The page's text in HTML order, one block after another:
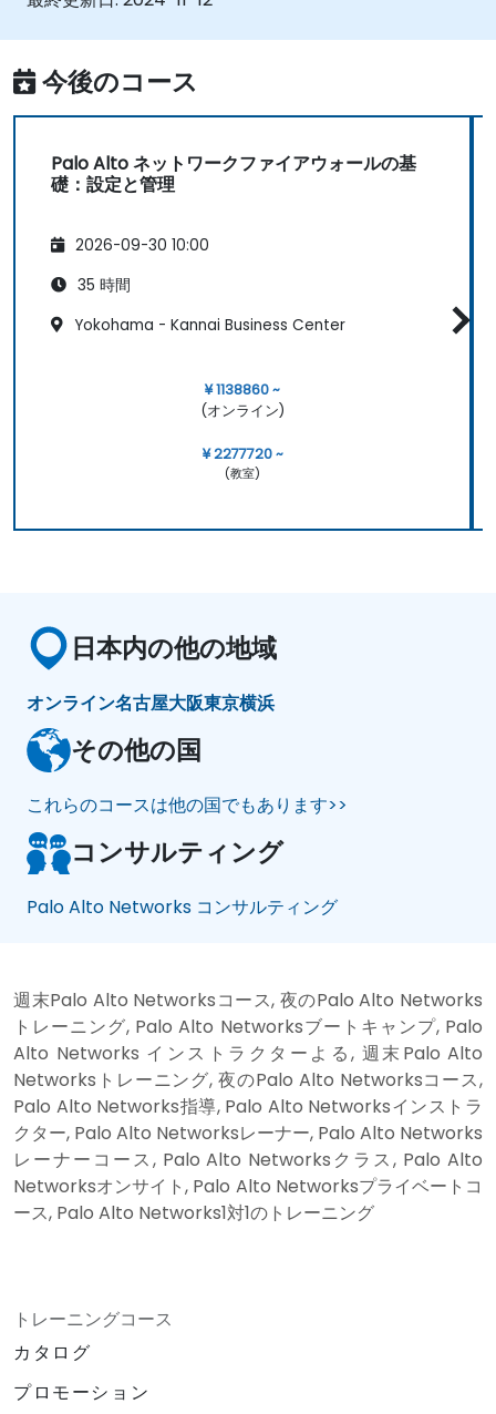
今後のコース
Palo Alto ネットワークファイアウォールの基
礎：設定と管理
2026-09-30 10:00
35 時間
Yokohama - Kannai Business Center
¥ 1138860 ~
(オンライン)
¥ 2277720 ~
(教室)
日本内の他の地域
オンライン名古屋大阪東京横浜
その他の国
これらのコースは他の国でもあります>>
コンサルティング
Palo Alto Networks コンサルティング
週末Palo Alto Networksコース, 夜のPalo Alto Networks
トレーニング, Palo Alto Networksブートキャンプ, Palo
Alto Networks インストラクターよる, 週末Palo Alto
Networksトレーニング, 夜のPalo Alto Networksコース,
Palo Alto Networks指導, Palo Alto Networksインストラ
クター, Palo Alto Networksレーナー, Palo Alto Networks
レーナーコース, Palo Alto Networksクラス, Palo Alto
Networksオンサイト, Palo Alto Networksプライベートコ
ース, Palo Alto Networks1対1のトレーニング
トレーニングコース
カタログ
プロモーション